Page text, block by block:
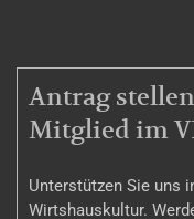
MITGLIEDSCHAFT
Antrag
Mitglied im
Unterstützen Sie uns
Wirtshauskultur.